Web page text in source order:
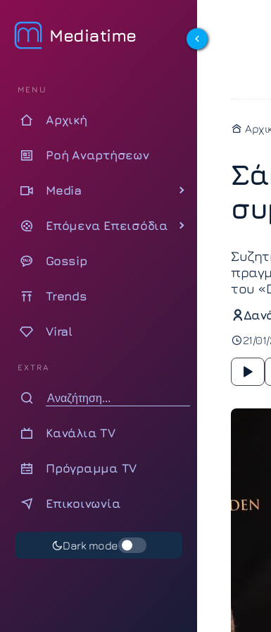
Mediatime
MENU
Αρχική
Ροή Αναρτήσεων
Media
Επόμενα Επεισόδια
Gossip
Trends
Viral
EXTRA
Κανάλια TV
Πρόγραμμα TV
Επικοινωνία
Dark mode
του
21/